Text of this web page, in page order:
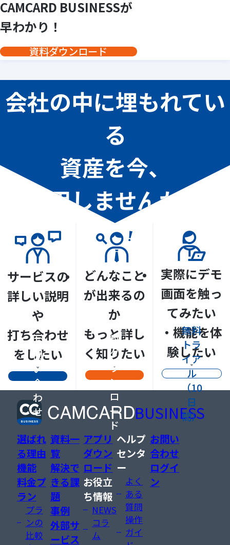
CAMCARD BUSINESSが
早わかり！
資料ダウンロード
会社の中に埋もれてい
る
資産を今、
活用しませんか？
サービスの
詳しい説明
や
打ち合わせ
をしたい
お
問
い
合
わ
せ
どんなこと
が出来るの
か
もっと詳し
く知りたい
資
料
ダ
ウ
ン
ロ
ー
ド
実際にデモ
画面を触っ
てみたい
・機能を体
験したい
無料
トラ
イア
ル
（10
日
間）
BUSINESS
選ばれ
る理由
機能
料金プ
ラン
プラ
ンの
比較
資料一
覧
解決で
きる課
題
事例
外部サ
ービス
アプリ
ダウン
ロード
お役立
ち情報
NEWS
コラ
ム
ヘルプ
センタ
ー
よく
ある
質問
操作
ガイ
お問い
合わせ
ログイ
ン